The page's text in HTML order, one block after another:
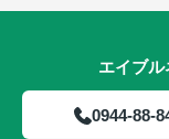
エイブ
0944-88-